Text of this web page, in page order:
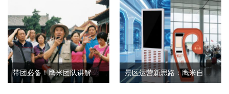
带团必备！鹰米团队讲解器，防串音 + 易管理双在线